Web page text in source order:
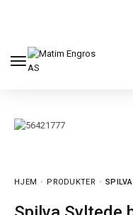
HJEM PRODUKTER